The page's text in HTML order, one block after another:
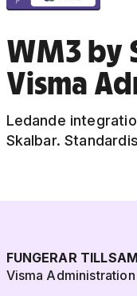
WM3 by
Visma
Ledande
Skalbar.
FUNGERAR
Visma Administration